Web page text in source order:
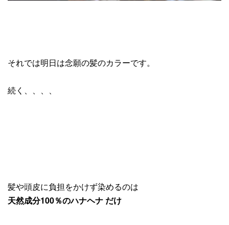
それでは明日は念願の髪のカラーです。
続く、、、、
髪や頭皮に負担をかけず染めるのは
天然成分100％のハナヘナ だけ